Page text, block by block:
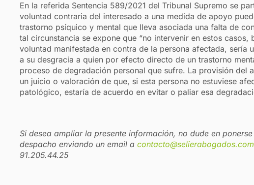
En la referida Sentencia 589/2021 del Tribunal Supremo se
voluntad contraria del interesado a una medida de apoyo
trastorno psíquico y mental que lleva asociada una falta de
tal circunstancia se expone que “no intervenir en estos casos,
voluntad manifestada en contra de la persona afectada, sería
a su desgracia a quien por efecto directo de un trastorno
proceso de degradación personal que sufre. La provisión del
un juicio o valoración de que, si esta persona no estuviese
patológico, estaría de acuerdo en evitar o paliar esa
Si desea ampliar la presente información, no dude en
despacho enviando un email a contacto@selierabogados.com
91.205.44.25